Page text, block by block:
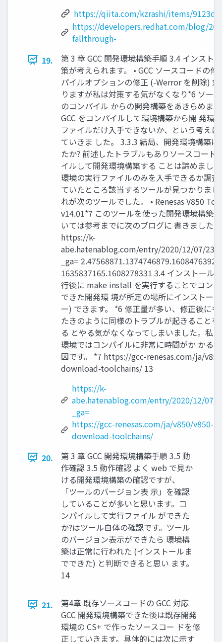
https://qiita.com/kzrashi/items/
https://developers.redhat.com/blog/
fallthrough-
19.
第 3 章 GCC 開発環境構築手順 3.4 インスト
策が考えられます。 • GCC ソースコードの修
パイルオプションの修正 (-Werror を削除)
りますが私は対策する気がなくなり*6 ソー
のコンパイル からの開発構築をあきらめま
GCC をコンパイルして環境構築から開 発環
ファイルだけ入手できないか、という考え
ていきま した。 3.3.3 結局、開発環境構築は
たか? 前述したトラブルもありソースコード
イルして開発環境構築する ことは諦めまし
環境の実行ファイルのみを入手できるか調査
ていたところ該当するツールが見つかりま
れが次のツールでした。 • Renesas V850
v14.01*7 このツールを使った開発環境構築
いては参考までに次のブログに 書きました。
https://k-
abe.hatenablog.com/entry/2020/12/07/
_ga= 2.47568871.1374746879.1608476392-
1635837165.1608278331 3.4 インストール
行後に make install を実行することでコン
できた開発環 境が所定の場所にインストー
ー) できます。 *6 修正量が多い、修正後に
たきのように同様のトラブルが起きること
る とやる気がなくなってしまいました。私
環境ではコンパイルに非常に時間がか かる
因です。 *7 https://gcc-renesas.com/ja/
download-toolchains/ 13
https://k-
abe.hatenablog.com/entry/2020/12/07/
_ga=
https://gcc-renesas.com/ja/v850/v850-
download-toolchains/
20.
第 3 章 GCC 開発環境構築手順 3.5 動
作確認 3.5 動作確認 よく web で見か
ける開発環境構築の確認ですが、
「ツールのバージョン表 示」を確認
していることが多いと思います。コ
ンパイルして実行ファイル ができた
か?はツール自体の確認です。ツール
のバージョン表示ができたら 環境構
築は正常に行われた (インストールま
でできた) と判断できると思い ます。
14
21.
第4章 既存ソースコードの GCC 対応
GCC 開発環境構築できた後は既存開発
環境の CS+ で作ったソースコー ドを修
正していきます。具体的には次に示す